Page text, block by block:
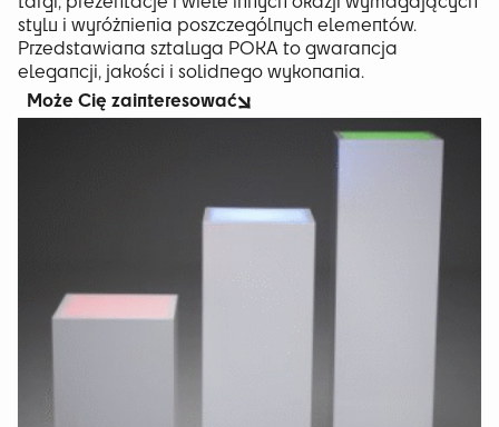
stylu i wyróżnienia poszczególnych elementów.
Przedstawiana sztaluga POKA to gwarancja
elegancji, jakości i solidnego wykonania.
Może Cię zainteresować